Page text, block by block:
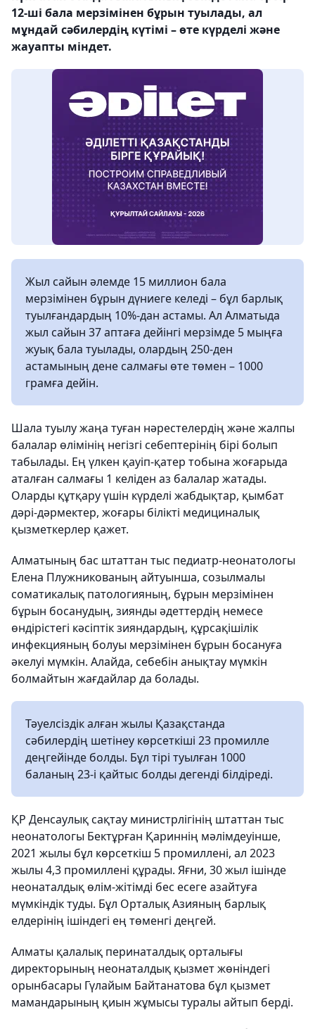
12-ші бала мерзімінен бұрын туылады, ал
мұндай сәбилердің күтімі – өте күрделі және
жауапты міндет.
Жыл сайын әлемде 15 миллион бала
мерзімінен бұрын дүниеге келеді – бұл барлық
туылғандардың 10%-дан астамы. Ал Алматыда
жыл сайын 37 аптаға дейінгі мерзімде 5 мыңға
жуық бала туылады, олардың 250-ден
астамының дене салмағы өте төмен – 1000
грамға дейін.
Шала туылу жаңа туған нәрестелердің және жалпы
балалар өлімінің негізгі себептерінің бірі болып
табылады. Ең үлкен қауіп-қатер тобына жоғарыда
аталған салмағы 1 келіден аз балалар жатады.
Оларды құтқару үшін күрделі жабдықтар, қымбат
дәрі-дәрмектер, жоғары білікті медициналық
қызметкерлер қажет.
Алматының бас штаттан тыс педиатр-неонатологы
Елена Плужникованың айтуынша, созылмалы
соматикалық патологияның, бұрын мерзімінен
бұрын босанудың, зиянды әдеттердің немесе
өндірістегі кәсіптік зияндардың, құрсақішілік
инфекцияның болуы мерзімінен бұрын босануға
әкелуі мүмкін. Алайда, себебін анықтау мүмкін
болмайтын жағдайлар да болады.
Тәуелсіздік алған жылы Қазақстанда
сәбилердің шетінеу көрсеткіші 23 промилле
деңгейінде болды. Бұл тірі туылған 1000
баланың 23-і қайтыс болды дегенді білдіреді.
ҚР Денсаулық сақтау министрлігінің штаттан тыс
неонатологы Бектұрған Қариннің мәлімдеуінше,
2021 жылы бұл көрсеткіш 5 промиллені, ал 2023
жылы 4,3 промиллені құрады. Яғни, 30 жыл ішінде
неонаталдық өлім-жітімді бес есеге азайтуға
мүмкіндік туды. Бұл Орталық Азияның барлық
елдерінің ішіндегі ең төменгі деңгей.
Алматы қалалық перинаталдық орталығы
директорының неонаталдық қызмет жөніндегі
орынбасары Гүлайым Байтанатова бұл қызмет
мамандарының қиын жұмысы туралы айтып берді.